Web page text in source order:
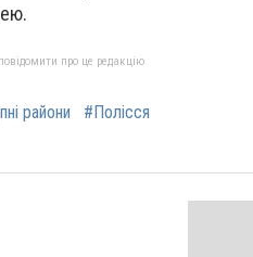
про це редакцію
райони #Полісся